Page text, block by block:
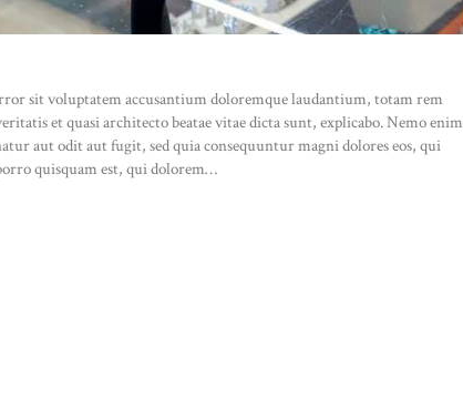
sit voluptatem accusantium doloremque laudantium, totam rem
et quasi architecto beatae vitae dicta sunt, explicabo. Nemo enim
aut odit aut fugit, sed quia consequuntur magni dolores eos, qui
quisquam est, qui dolorem…